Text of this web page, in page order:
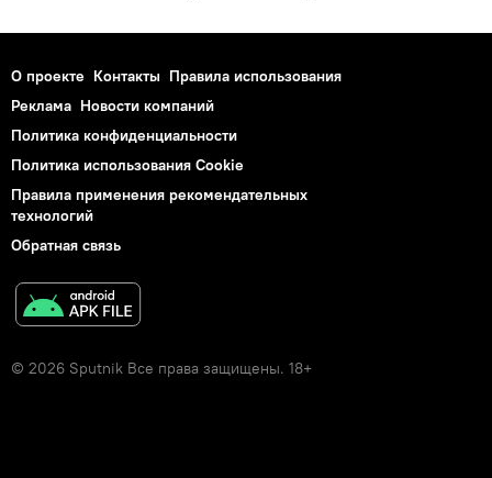
О проекте Контакты Правила использования
Реклама Новости компаний
Политика конфиденциальности
Политика использования Cookie
Правила применения рекомендательных
технологий
Обратная связь
© 2026 Sputnik Все права защищены. 18+